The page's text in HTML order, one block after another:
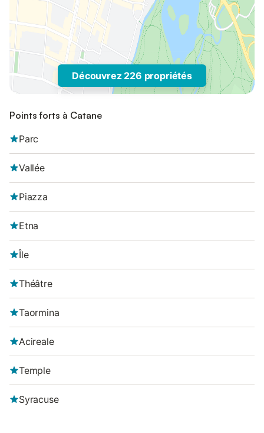
Découvrez 226 propriétés
Points forts à Catane
Parc
Vallée
Piazza
Etna
Île
Théâtre
Taormina
Acireale
Temple
Syracuse